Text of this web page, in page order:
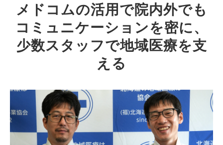
メドコムの活用で院内外でも
コミュニケーションを密に、
少数スタッフで地域医療を支
える